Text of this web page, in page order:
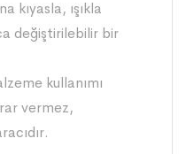
kıyasla, ışıkla
değiştirilebilir bir
kullanımı
vermez,